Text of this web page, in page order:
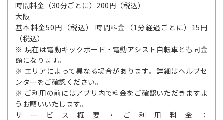
時間料金（30分ごとに）200円（税込）
大阪
基本料金50円（税込） 時間料金（1分経過ごとに）15円
（税込）
※ 現在は電動キックボード・電動アシスト自転車とも同金
額になります。
※ エリアによって異なる場合があります。詳細はヘルプセ
ンターをご確認ください。
※ ご利用の前にはアプリ内で料金をご確認いただきますよ
うお願いいたします。
サービス概要・ご利用料金：